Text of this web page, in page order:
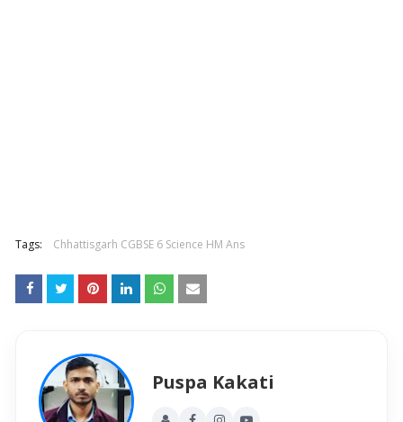
Tags: Chhattisgarh CGBSE 6 Science HM Ans
Puspa Kakati